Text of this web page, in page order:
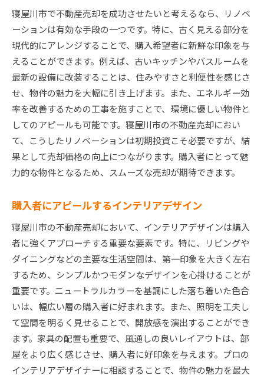
寝屋川市で不動産売却を成功させたいと考えるなら、リノベ
ーションは有効な手段の一つです。特に、古く見える部分を
現代的にアレンジすることで、購入希望者に新鮮な印象を与
えることができます。例えば、古いキッチンやバスルームを
最新の設備に改装することは、住みやすさと利便性を感じさ
せ、物件の魅力を大幅に引き上げます。また、エネルギー効
率を改善するための工事を施すことで、環境に優しい物件と
してのアピールも可能です。寝屋川市の不動産売却におい
て、こうしたリノベーションは初期投資こそ必要ですが、結
果として売却価格の向上につながります。購入者にとって魅
力的な物件となるため、スムーズな売却が期待できます。
購入者にアピールするインテリアデザイン
寝屋川市の不動産売却において、インテリアデザインは購入
者に強くアプローチする重要な要素です。特に、リビングや
ダイニングなどの主要な生活空間は、第一印象を大きく左右
するため、シンプルかつモダンなデザインを心掛けることが
重要です。ニュートラルカラーを基調にした落ち着いた色合
いは、幅広い層の購入者に好まれます。また、照明を工夫し
て空間を明るく見せることで、開放感を演出することができ
ます。家具の配置も重要で、風通しの良いレイアウトは、部
屋をより広く感じさせ、購入者に好印象を与えます。プロの
インテリアデザイナーに相談することで、物件の魅力を最大